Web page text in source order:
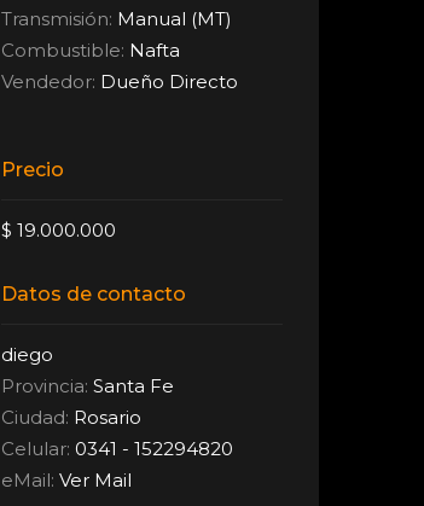
Transmisión: Manual (MT)
Combustible: Nafta
Vendedor: Dueño Directo
Precio
$ 19.000.000
Datos de contacto
diego
Provincia:Santa Fe
Ciudad: Rosario
Celular: 0341 - 152294820
eMail:Ver Mail